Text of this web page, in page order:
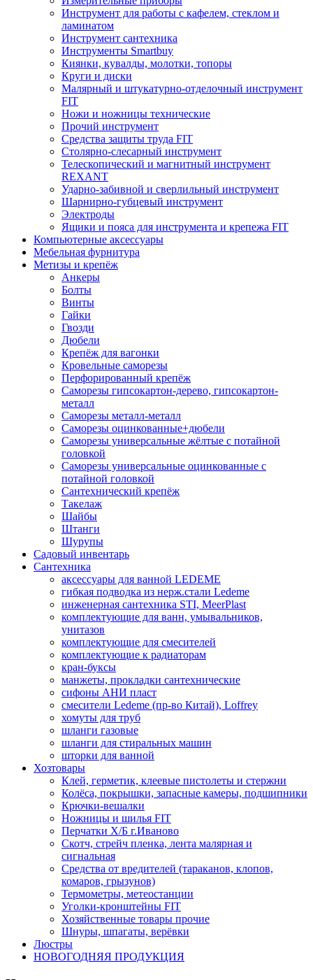
Инструмент для работы с кафелем, стеклом и
ламинатом
Инструмент сантехника
Инструменты Smartbuy
Киянки, кувалды, молотки, топоры
Круги и диски
Малярный и штукатурно-отделочный инструмент
FIT
Ножи и ножницы технические
Прочий инструмент
Средства защиты труда FIT
Столярно-слесарный инструмент
Телескопический и магнитный инструмент
REXANT
Ударно-забивной и сверлильный инструмент
Шарнирно-губцевый инструмент
Электроды
Ящики и пояса для инструмента и крепежа FIT
Компьютерные аксессуары
Мебельная фурнитура
Метизы и крепёж
Анкеры
Болты
Винты
Гайки
Гвозди
Дюбели
Крепёж для вагонки
Кровельные саморезы
Перфорированный крепёж
Саморезы гипсокартон-дерево, гипсокартон-
металл
Саморезы металл-металл
Саморезы оцинкованные+дюбели
Саморезы универсальные жёлтые с потайной
головкой
Саморезы универсальные оцинкованные с
потайной головкой
Сантехнический крепёж
Такелаж
Шайбы
Штанги
Шурупы
Садовый инвентарь
Сантехника
аксессуары для ванной LEDEME
гибкая подводка из нерж.стали Ledeme
инженерная сантехника STI, MeerPlast
комплектующие для ванн, умывальников,
унитазов
комплектующие для смесителей
комплектующие к радиаторам
кран-буксы
манжеты, прокладки сантехнические
сифоны АНИ пласт
смесители Ledeme (пр-во Китай), Loffrey
хомуты для труб
шланги газовые
шланги для стиральных машин
шторки для ванной
Хозтовары
Клей, герметик, клеевые пистолеты и стержни
Колёса, покрышки, запасные камеры, подшипники
Крючки-вешалки
Ножницы и шилья FIT
Перчатки Х/Б г.Иваново
Скотч, стрейч пленка, лента малярная и
сигнальная
Средства от вредителей (тараканов, клопов,
комаров, грызунов)
Термометры, метеостанции
Уголки-кронштейны FIT
Хозяйственные товары прочие
Шнуры, шпагаты, верёвки
Люстры
НОВОГОДНЯЯ ПРОДУКЦИЯ